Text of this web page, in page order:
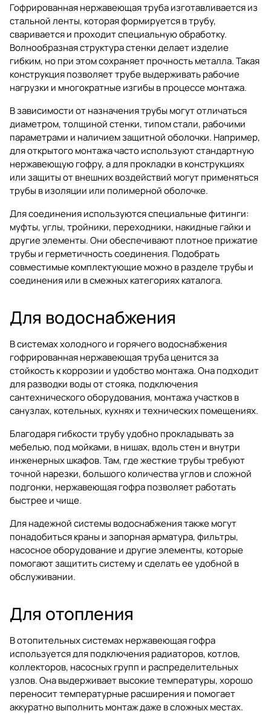
Гофрированная нержавеющая труба изготавливается из
стальной ленты, которая формируется в трубу,
сваривается и проходит специальную обработку.
Волнообразная структура стенки делает изделие
гибким, но при этом сохраняет прочность металла. Такая
конструкция позволяет трубе выдерживать рабочие
нагрузки и многократные изгибы в процессе монтажа.
В зависимости от назначения трубы могут отличаться
диаметром, толщиной стенки, типом стали, рабочими
параметрами и наличием защитной оболочки. Например,
для открытого монтажа часто используют стандартную
нержавеющую гофру, а для прокладки в конструкциях
или защиты от внешних воздействий могут применяться
трубы в изоляции или полимерной оболочке.
Для соединения используются специальные фитинги:
муфты, углы, тройники, переходники, накидные гайки и
другие элементы. Они обеспечивают плотное прижатие
трубы и герметичность соединения. Подобрать
совместимые комплектующие можно в разделетрубы и
соединенияили в смежных категориях каталога.
Для водоснабжения
В системах холодного и горячего водоснабжения
гофрированная нержавеющая труба ценится за
стойкость к коррозии и удобство монтажа. Она подходит
для разводки воды от стояка, подключения
сантехнического оборудования, монтажа участков в
санузлах, котельных, кухнях и технических помещениях.
Благодаря гибкости трубу удобно прокладывать за
мебелью, под мойками, в нишах, вдоль стен и внутри
инженерных шкафов. Там, где жесткие трубы требуют
точной нарезки, большого количества углов и сложной
подгонки, нержавеющая гофра позволяет работать
быстрее и чище.
Для надежной системы водоснабжения также могут
понадобитьсякраны и запорная арматура,фильтры,
насосное оборудованиеи другие элементы, которые
помогают защитить систему и сделать ее удобной в
обслуживании.
Для отопления
В отопительных системах нержавеющая гофра
используется для подключения радиаторов, котлов,
коллекторов, насосных групп и распределительных
узлов. Она выдерживает высокие температуры, хорошо
переносит температурные расширения и помогает
аккуратно выполнить монтаж даже в сложных местах.